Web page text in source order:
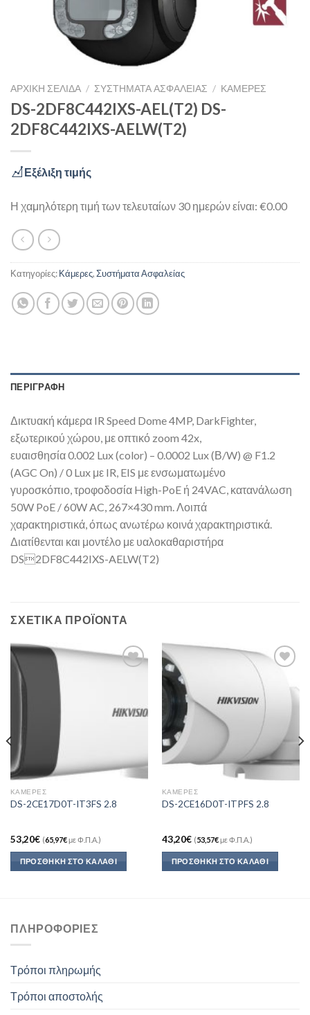
ΑΡΧΙΚΉ ΣΕΛΊΔΑ / ΣΥΣΤΉΜΑΤΑ ΑΣΦΑΛΕΊΑΣ / ΚΆΜΕΡΕΣ
DS-2DF8C442IXS-AEL(T2) DS-
2DF8C442IXS-AELW(T2)
Εξέλιξη τιμής
Η χαμηλότερη τιμή των τελευταίων 30 ημερών είναι: €0.00
Κατηγορίες:Κάμερες,Συστήματα Ασφαλείας
ΠΕΡΙΓΡΑΦΉ
Δικτυακή κάμερα IR Speed Dome 4MP, DarkFighter,
εξωτερικού χώρου, με οπτικό zoom 42x,
ευαισθησία 0.002 Lux (color) – 0.0002 Lux (Β/W) @ F1.2
(AGC On) / 0 Lux με IR, EIS με ενσωματωμένο
γυροσκόπιο, τροφοδοσία High-PoE ή 24VAC, κατανάλωση
50W PoE / 60W AC, 267×430 mm. Λοιπά
χαρακτηριστικά, όπως ανωτέρω κοινά χαρακτηριστικά.
Διατίθενται και μοντέλο με υαλοκαθαριστήρα
DS2DF8C442IXS-AELW(T2)
ΣΧΕΤΙΚΆ ΠΡΟΪΌΝΤΑ
Wishlist
ΚΆΜΕΡΕΣ
DS-2CE17D0T-IT3FS 2.8
53,20€ (65,97€με Φ.Π.Α.)
ΠΡΟΣΘΉΚΗ ΣΤΟ ΚΑΛΆΘΙ
Add to
ΚΆΜΕΡΕΣ
DS-2CE16D0T-ITPFS 2.8
43,20€ (53,57€με Φ.Π.Α.)
ΠΡΟΣΘΉΚΗ ΣΤΟ ΚΑΛΆΘΙ
ΠΛΗΡΟΦΟΡΊΕΣ
Τρόποι πληρωμής
Τρόποι αποστολής